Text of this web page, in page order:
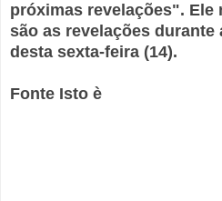
próximas revelações". Ele
são as revelações durante
desta sexta-feira (14).
Fonte Isto è